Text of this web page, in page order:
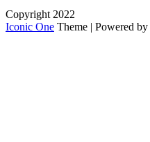
Copyright 2022
Iconic One Theme | Powered by